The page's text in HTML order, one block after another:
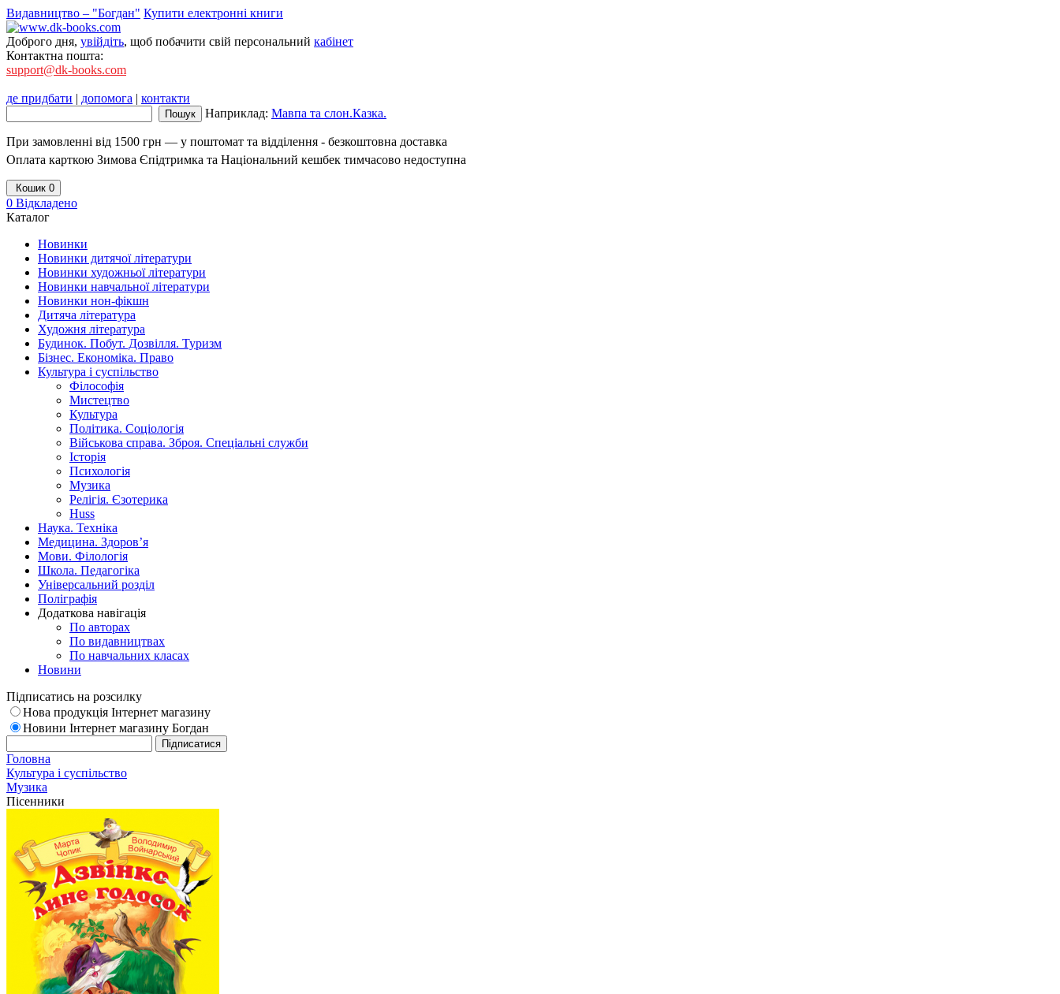
Видавництво – "Богдан" Купити електронні книги
Доброго дня, увійдіть, щоб побачити свій персональний кабінет
Контактна пошта:
support@dk-books.com
де придбати | допомога | контакти
Наприклад: Мавпа та слон.Казка.
При замовленні від 1500 грн — у поштомат та відділення - безкоштовна доставка
Оплата карткою Зимова Єпідтримка та Національний кешбек тимчасово недоступна
Кошик 0
0 Відкладено
Каталог
Новинки
Новинки дитячої літератури
Новинки художньої літератури
Новинки навчальної літератури
Новинки нон-фікшн
Дитяча література
Художня література
Будинок. Побут. Дозвілля. Туризм
Бізнес. Економіка. Право
Культура і суспільство
Філософія
Мистецтво
Культура
Політика. Соціологія
Військова справа. Зброя. Спеціальні служби
Історія
Психологія
Музика
Релігія. Єзотерика
Huss
Наука. Техніка
Медицина. Здоров’я
Мови. Філологія
Школа. Педагогіка
Універсальний розділ
Поліграфія
Додаткова навігація
По авторах
По видавництвах
По навчальних класах
Новини
Підписатись на розсилку
Нова продукція Інтернет магазину
Новини Інтернет магазину Богдан
Головна
Культура і суспільство
Музика
Пісенники